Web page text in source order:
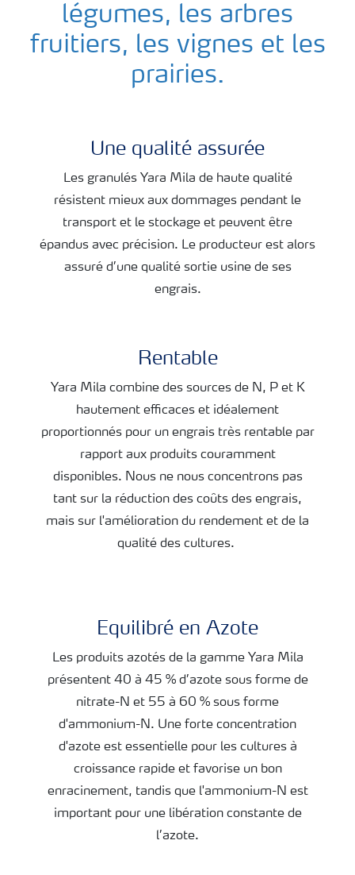
légumes, les arbres
fruitiers, les vignes et les
prairies.
YaraMila - Engrais composésUne qualité assurée
Les granulés Yara Mila de haute qualité
résistent mieux aux dommages pendant le
transport et le stockage et peuvent être
épandus avec précision. Le producteur est alors
assuré d’une qualité sortie usine de ses
engrais.
Rentable
Yara Mila combine des sources de N, P et K
hautement efficaces et idéalement
proportionnés pour un engrais très rentable par
rapport aux produits couramment
disponibles. Nous ne nous concentrons pas
tant sur la réduction des coûts des engrais,
mais sur l'amélioration du rendement et de la
qualité des cultures.
Equilibré en Azote
Les produits azotés de la gamme Yara Mila
présentent 40 à 45 % d’azote sous forme de
nitrate-N et 55 à 60 % sous forme
d'ammonium-N. Une forte concentration
d'azote est essentielle pour les cultures à
croissance rapide et favorise un bon
enracinement, tandis que l'ammonium-N est
important pour une libération constante de
l’azote.